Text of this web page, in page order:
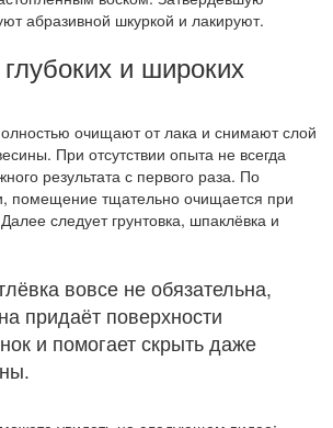
абразивной шкуркой и лакируют.
и широких
очищают от лака и снимают слой
При отсутствии опыта не всегда
результата с первого раза. По
помещение тщательно очищается при
следует грунтовка, шпаклёвка и
вовсе не обязательна,
придаёт поверхности
и помогает скрыть даже